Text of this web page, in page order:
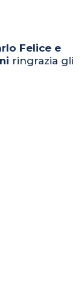
Felice e
ringrazia gli